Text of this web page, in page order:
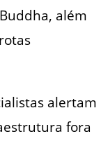
além
alertam
fora